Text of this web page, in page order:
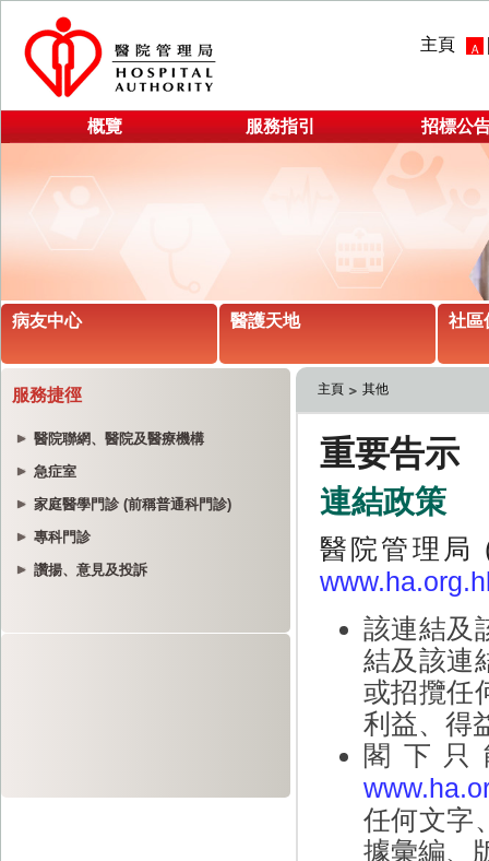
主頁
概覽 服務指引 招標公
病友中心 醫護天地 社區
服務捷徑
醫院聯網、醫院及醫療機構
急症室
家庭醫學門診 (前稱普通科門診)
專科門診
讚揚、意見及投訴
主頁 其他